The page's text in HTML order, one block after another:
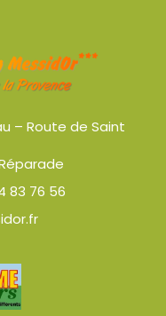
– Route de Saint
83 76 56